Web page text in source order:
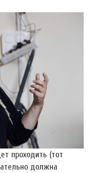
проходить (тот
должна